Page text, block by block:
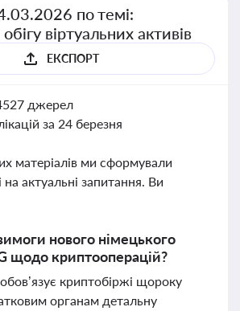
по темі:
віртуальних активів
ЕКСПОРТ
джерел
за 24 березня
матеріалів ми сформували
на актуальні запитання. Ви
нового німецького
щодо криптооперацій?
криптобіржі щороку
органам детальну